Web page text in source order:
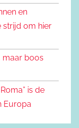
en
strijd om hier
maar boos
is de
Europa